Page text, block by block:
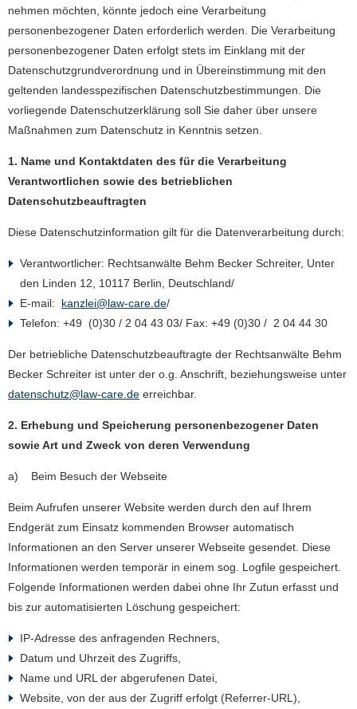
nehmen möchten, könnte jedoch eine Verarbeitung
personenbezogener Daten erforderlich werden. Die Verarbeitung
personenbezogener Daten erfolgt stets im Einklang mit der
Datenschutzgrundverordnung und in Übereinstimmung mit den
geltenden landesspezifischen Datenschutzbestimmungen. Die
vorliegende Datenschutzerklärung soll Sie daher über unsere
Maßnahmen zum Datenschutz in Kenntnis setzen.
1. Name und Kontaktdaten des für die Verarbeitung
Verantwortlichen sowie des betrieblichen
Datenschutzbeauftragten
Diese Datenschutzinformation gilt für die Datenverarbeitung durch:
Verantwortlicher: Rechtsanwälte Behm Becker Schreiter, Unter
den Linden 12, 10117 Berlin, Deutschland/
E-mail: kanzlei@law-care.de/
Telefon: +49 (0)30 / 2 04 43 03/ Fax: +49 (0)30 / 2 04 44 30
Der betriebliche Datenschutzbeauftragte der Rechtsanwälte Behm
Becker Schreiter ist unter der o.g. Anschrift, beziehungsweise unter
datenschutz@law-care.de erreichbar.
2. Erhebung und Speicherung personenbezogener Daten
sowie Art und Zweck von deren Verwendung
a) Beim Besuch der Webseite
Beim Aufrufen unserer Website werden durch den auf Ihrem
Endgerät zum Einsatz kommenden Browser automatisch
Informationen an den Server unserer Webseite gesendet. Diese
Informationen werden temporär in einem sog. Logfile gespeichert.
Folgende Informationen werden dabei ohne Ihr Zutun erfasst und
bis zur automatisierten Löschung gespeichert:
IP-Adresse des anfragenden Rechners,
Datum und Uhrzeit des Zugriffs,
Name und URL der abgerufenen Datei,
Website, von der aus der Zugriff erfolgt (Referrer-URL),